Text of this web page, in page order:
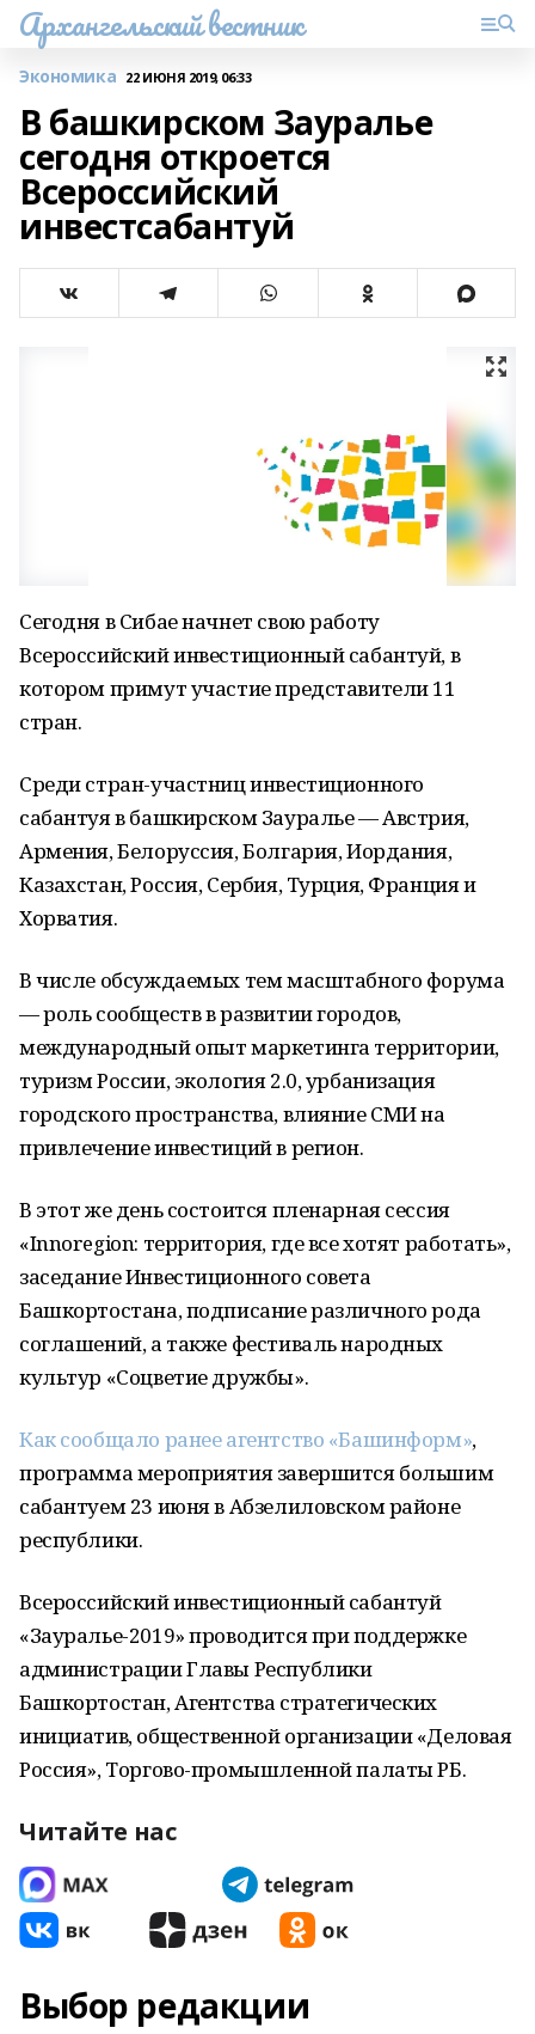
Архангельский вестник
Экономика 22 ИЮНЯ 2019, 06:33
В башкирском Зауралье
сегодня откроется
Всероссийский
инвестсабантуй
Сегодня в Сибае начнет свою работу
Всероссийский инвестиционный сабантуй, в
котором примут участие представители 11
стран.
Среди стран-участниц инвестиционного
сабантуя в башкирском Зауралье — Австрия,
Армения, Белоруссия, Болгария, Иордания,
Казахстан, Россия, Сербия, Турция, Франция и
Хорватия.
В числе обсуждаемых тем масштабного форума
— роль сообществ в развитии городов,
международный опыт маркетинга территории,
туризм России, экология 2.0, урбанизация
городского пространства, влияние СМИ на
привлечение инвестиций в регион.
В этот же день состоится пленарная сессия
«Innoregion: территория, где все хотят работать»,
заседание Инвестиционного совета
Башкортостана, подписание различного рода
соглашений, а также фестиваль народных
культур «Соцветие дружбы».
Как сообщало ранее агентство «Башинформ»,
программа мероприятия завершится большим
сабантуем 23 июня в Абзелиловском районе
республики.
Всероссийский инвестиционный сабантуй
«Зауралье-2019» проводится при поддержке
администрации Главы Республики
Башкортостан, Агентства стратегических
инициатив, общественной организации «Деловая
Россия», Торгово-промышленной палаты РБ.
Читайте нас
Выбор редакции